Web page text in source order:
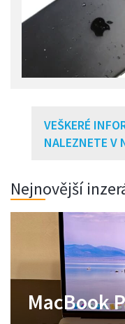
VEŠKERÉ
NALEZNETE V
Nejnovější
MacBook
MacBook
Zánovní
MacBook